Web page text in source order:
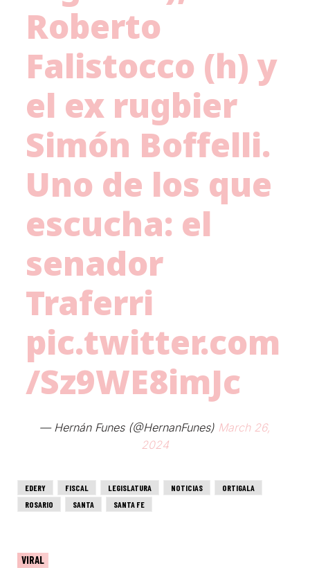
Roberto
Falistocco (h) y
el ex rugbier
Simón Boffelli.
Uno de los que
escucha: el
senador
Traferri
pic.twitter.com
/Sz9WE8imJc
— Hernán Funes (@HernanFunes) March 26,
2024
EDERY FISCAL LEGISLATURA NOTICIAS
ORTIGALA
ROSARIO
SANTA SANTA FE